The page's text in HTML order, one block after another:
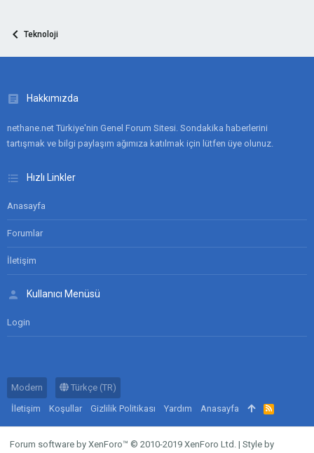
Teknoloji
Hakkımızda
nethane.net Türkiye'nin Genel Forum Sitesi. Sondakika haberlerini
tartışmak ve bilgi paylaşım ağımıza katılmak için lütfen üye olunuz.
Hızlı Linkler
Anasayfa
Forumlar
İletişim
Kullanıcı Menüsü
Login
Modern
Türkçe (TR)
İletişim
Koşullar Gizlilik Politikası Yardım Anasayfa
R
S
S
Forum software by XenForo™ © 2010-2019 XenForo Ltd. | Style by